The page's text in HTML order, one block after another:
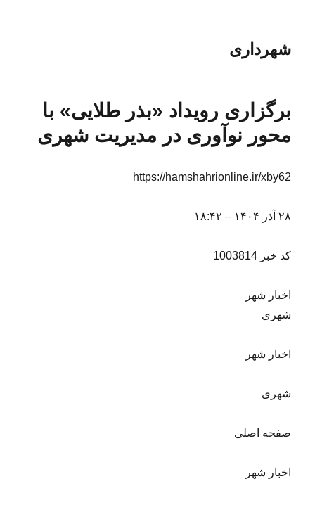
شهرداری
برگزاری رویداد «بذر طلایی» با
محور نوآوری در مدیریت شهری
https://hamshahrionline.ir/xby62
۲۸ آذر ۱۴۰۴ – ۱۸:۴۲
کد خبر 1003814
اخبار شهر
شهری
اخبار شهر
شهری
صفحه اصلی
اخبار شهر